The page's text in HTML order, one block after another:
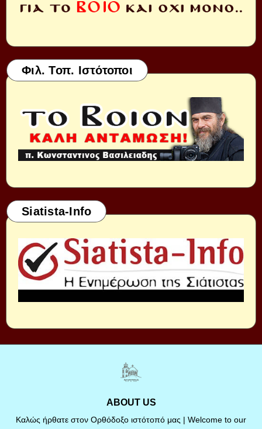
Φιλ. Τοπ. Ιστότοποι
Siatista-Info
ABOUT US
Καλώς ήρθατε στον Ορθόδοξο ιστότοπό μας | Welcome to our